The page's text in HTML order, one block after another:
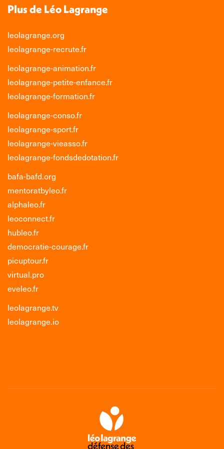
Plus de Léo Lagrange
leolagrange.org
leolagrange-recrute.fr
leolagrange-animation.fr
leolagrange-petite-enfance.fr
leolagrange-formation.fr
leolagrange-conso.fr
leolagrange-sport.fr
leolagrange-vieasso.fr
leolagrange-fondsdedotation.fr
bafa-bafd.org
mentoratbyleo.fr
alphaleo.fr
leoconnect.fr
hubleo.fr
democratie-courage.fr
picuptour.fr
virtual.pro
eveleo.fr
leolagrange.tv
leolagrange.io